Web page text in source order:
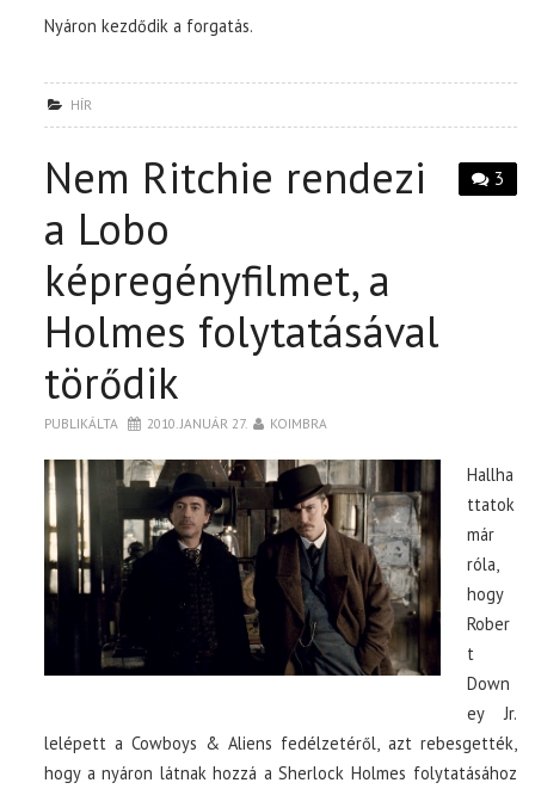
Nyáron kezdődik a forgatás.
HÍR
3
Nem Ritchie rendezi
a Lobo
képregényfilmet, a
Holmes folytatásával
törődik
PUBLIKÁLTA 2010. JANUÁR 27. KOIMBRA
Hallha
ttatok
már
róla,
hogy
Rober
t
Down
ey Jr.
lelépett a Cowboys & Aliens fedélzetéről, azt rebesgették,
hogy a nyáron látnak hozzá a Sherlock Holmes folytatásához